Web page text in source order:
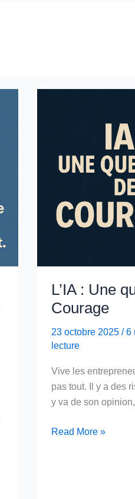
L’IA : Une
Courage
23 octobre 2025 /6
lecture
Vive les
pas tout. Il y a des
y va de son
L’IA
Read More »